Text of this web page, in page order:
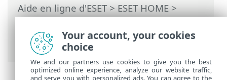
Aide en ligne d'ESET>ESET HOME>
Travailler avec ESET HOME>Membres>
Fonctionnalités ESET assignées au
membre
> Anti-Theft
Your account, your cookies
choice
We and our partners use cookies to give you the best
optimized online experience, analyze our website traffic,
and serve you with personalized ads. You can agree to the